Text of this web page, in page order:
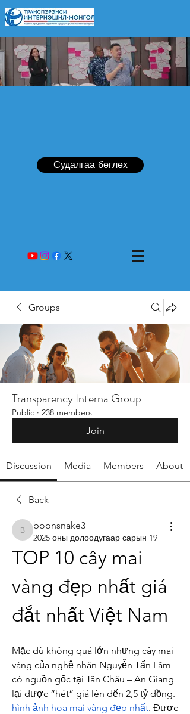
Судалгаа бөглөх
Groups
Transparency Interna Group
Public · 238 members
Join
Discussion Media Members About
Back
boonsnake3
boonsnake3
2025 оны долоодугаар сарын 19
TOP 10 cây mai
vàng đẹp nhất giá
đắt nhất Việt Nam
Mặc dù không quá lớn nhưng cây mai
vàng của nghệ nhân Nguyễn Tấn Lãm
có nguồn gốc tại Tân Châu – An Giang
hình ảnh hoa mai vàng đẹp nhất. Được